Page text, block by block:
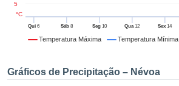
ou
permite-
a nossa
Temperatura Máxima Temperatura Mínima
Qui 6 Sáb8 Seg10 Qua12 Sex 14
5
°C
Gráficos de Precipitação – Névoa